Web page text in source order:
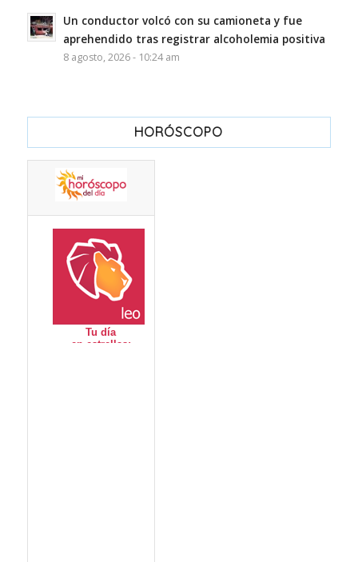
Un conductor volcó con su camioneta y fue
aprehendido tras registrar alcoholemia positiva
8 agosto, 2026 - 10:24 am
HORÓSCOPO